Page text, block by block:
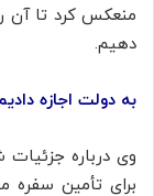
منعکس کرد تا آن
دهیم.
به دولت اجازه
وی درباره جزئیات
برای تأمین سفره